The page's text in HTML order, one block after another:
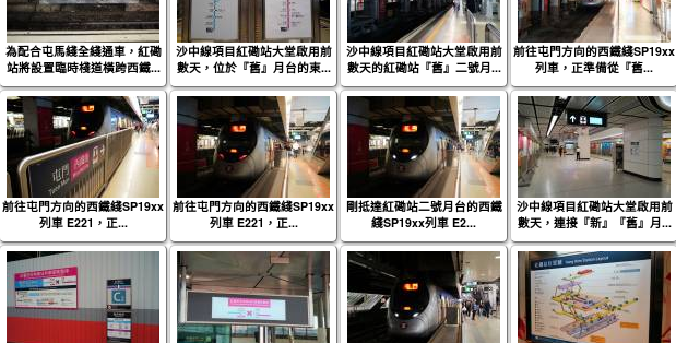
為配合屯馬綫全綫通車，紅磡
站將設置臨時棧道橫跨西鐵...
沙中線項目紅磡站大堂啟用前
數天，位於『舊』月台的東...
沙中線項目紅磡站大堂啟用前
數天的紅磡站『舊』二號月...
前往屯門方向的西鐵綫SP19xx
列車，正準備從『舊...
前往屯門方向的西鐵綫SP19xx
列車 E221，正...
前往屯門方向的西鐵綫SP19xx
列車 E221，正...
剛抵達紅磡站二號月台的西鐵
綫SP19xx列車 E2...
沙中線項目紅磡站大堂啟用前
數天，連接『新』『舊』月...